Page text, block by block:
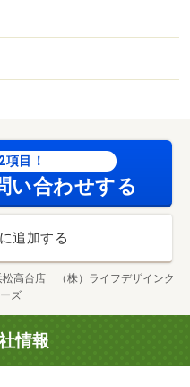
項目！
い合わせする
追加する
松高台店 （株）ライフデザインク
ズ
情報